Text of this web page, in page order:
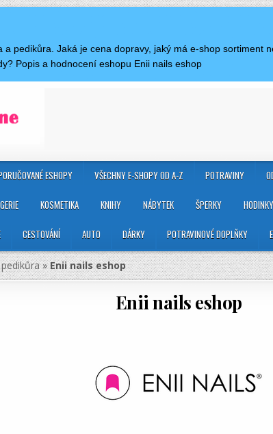
a pedikůra. Jaká je cena dopravy, jaký má e-shop
Popis a hodnocení eshopu Enii nails eshop
ESHOPY VŠECHNY E-SHOPY OD A-Z POTRAVINY
KOSMETIKA KNIHY NÁBYTEK ŠPERKY HODINKY
CESTOVÁNÍ AUTO DÁRKY POTRAVINOVÉ DOPLŇKY
»Enii nails eshop
Enii nails eshop